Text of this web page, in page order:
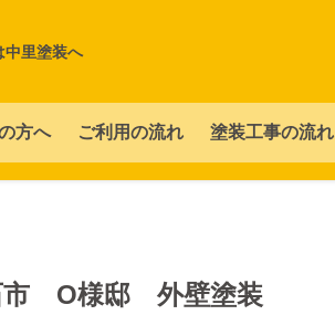
中里塗装へ
方へ ご利用の流れ 塗装工事の流れ
市 O様邸 外壁塗装